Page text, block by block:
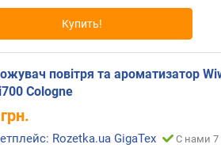
Купить!
повітря та ароматизатор
Cologne
грн.
Rozetka.ua GigaТех С нами 7